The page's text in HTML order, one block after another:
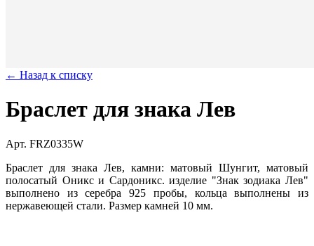
← Назад к списку
Браслет для знака Лев
Арт. FRZ0335W
Браслет для знака Лев, камни: матовый Шунгит, матовый
полосатый Оникс и Сардоникс. изделие "Знак зодиака Лев"
выполнено из серебра 925 пробы, кольца выполнены из
нержавеющей стали. Размер камней 10 мм.